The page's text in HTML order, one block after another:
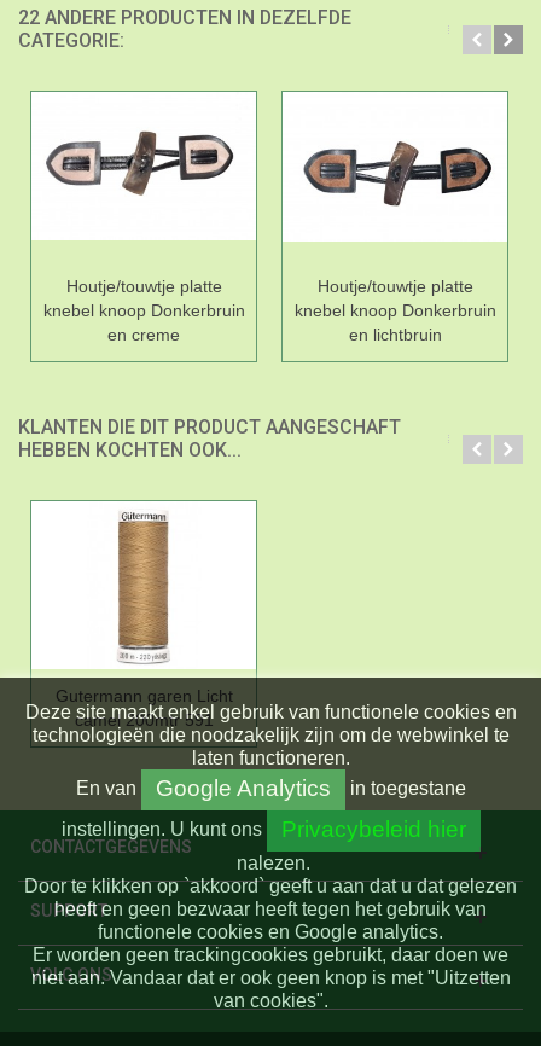
22 ANDERE PRODUCTEN IN DEZELFDE
CATEGORIE:
Houtje/touwtje platte
knebel knoop Donkerbruin
en creme
Houtje/touwtje platte
knebel knoop Donkerbruin
en lichtbruin
KLANTEN DIE DIT PRODUCT AANGESCHAFT
HEBBEN KOCHTEN OOK...
Gutermann garen Licht
camel 200mtr 591
CONTACTGEGEVENS
SUPPORT
VOLG ONS
Deze site maakt enkel gebruik van functionele cookies en
technologieën die noodzakelijk zijn om de webwinkel te
laten functioneren.
En van Google Analytics
in toegestane
instellingen. U kunt ons Privacybeleid hier
nalezen.
Door te klikken op `akkoord` geeft u aan dat u dat gelezen
heeft en geen bezwaar heeft tegen het gebruik van
functionele cookies en Google analytics.
Er worden geen trackingcookies gebruikt, daar doen we
niet aan. Vandaar dat er ook geen knop is met "Uitzetten
van cookies".